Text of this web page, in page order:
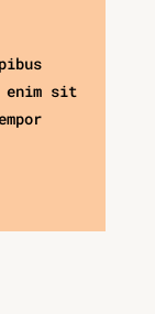
enim sit